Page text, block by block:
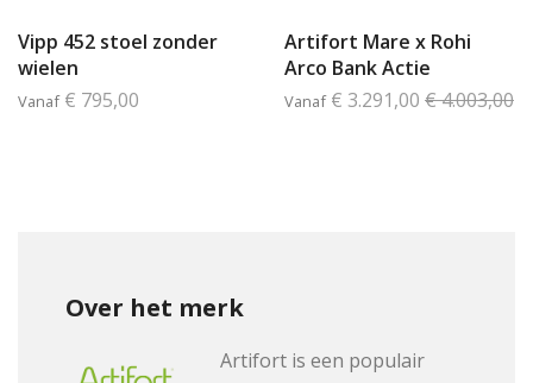
Vipp 452 stoel zonder
wielen
Vanaf € 795,00
Artifort Mare x Rohi
Arco Bank Actie
Vanaf € 3.291,00 € 4.003,00
Over het merk
Artifort is een populair